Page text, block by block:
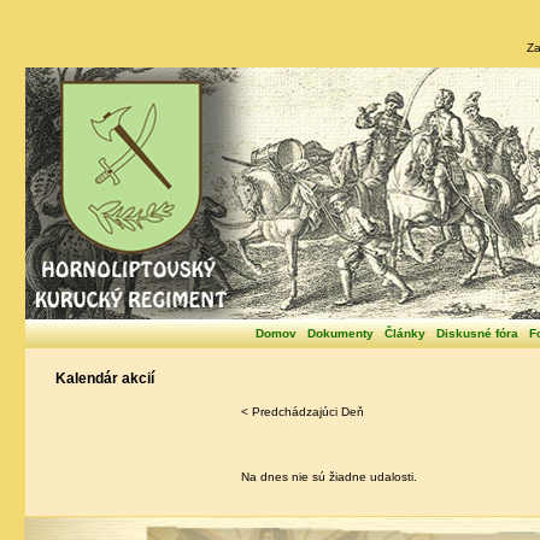
Domov Dokumenty Články Diskusné fóra
Kalendár akcií
< Predchádzajúci Deň
Na dnes nie sú žiadne udalosti.